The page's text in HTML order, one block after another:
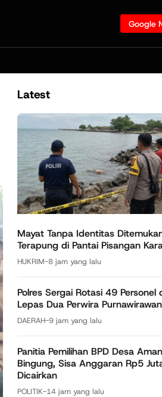
Google
Latest
Mayat Tanpa Identitas
Terapung di Pantai Pisangan
HUKRIM-8 jam yang lalu
Polres Sergai Rotasi 49 Personel
Lepas Dua Perwira Purnawirawan
DAERAH-9 jam yang lalu
Panitia Pemilihan BPD Desa
Bingung, Sisa Anggaran Rp5
Dicairkan
POLITIK-14 jam yang lalu